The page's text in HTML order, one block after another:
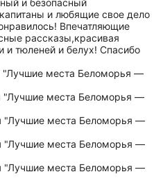
и безопасный
и любящие свое дело
Впечатляющие
рассказы,красивая
и тюленей и белух! Спасибо